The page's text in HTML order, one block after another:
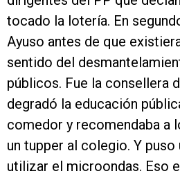
tocado la lotería. En
Ayuso antes de que
sentido del
públicos. Fue la consellera
degradó la educación
comedor y recomendaba a
un tupper al colegio. Y puso
utilizar el microondas. Eso